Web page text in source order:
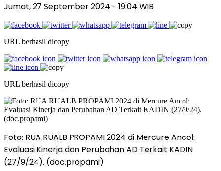
Jumat, 27 September 2024 - 19:04 WIB
URL berhasil dicopy
URL berhasil dicopy
Foto: RUA RUALB PROPAMI 2024 di Mercure Ancol:
Evaluasi Kinerja dan Perubahan AD Terkait KADIN
(27/9/24). (doc.propami)